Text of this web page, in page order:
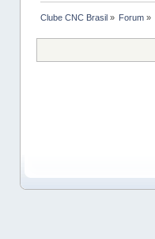
Clube CNC Brasil» Forum »